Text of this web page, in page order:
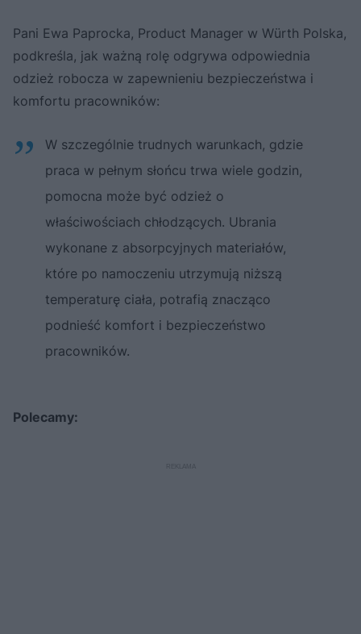
Pani Ewa Paprocka, Product Manager w Würth Polska,
podkreśla, jak ważną rolę odgrywa odpowiednia
odzież robocza w zapewnieniu bezpieczeństwa i
komfortu pracowników:
W szczególnie trudnych warunkach, gdzie
praca w pełnym słońcu trwa wiele godzin,
pomocna może być odzież o
właściwościach chłodzących. Ubrania
wykonane z absorpcyjnych materiałów,
które po namoczeniu utrzymują niższą
temperaturę ciała, potrafią znacząco
podnieść komfort i bezpieczeństwo
pracowników.
Polecamy: